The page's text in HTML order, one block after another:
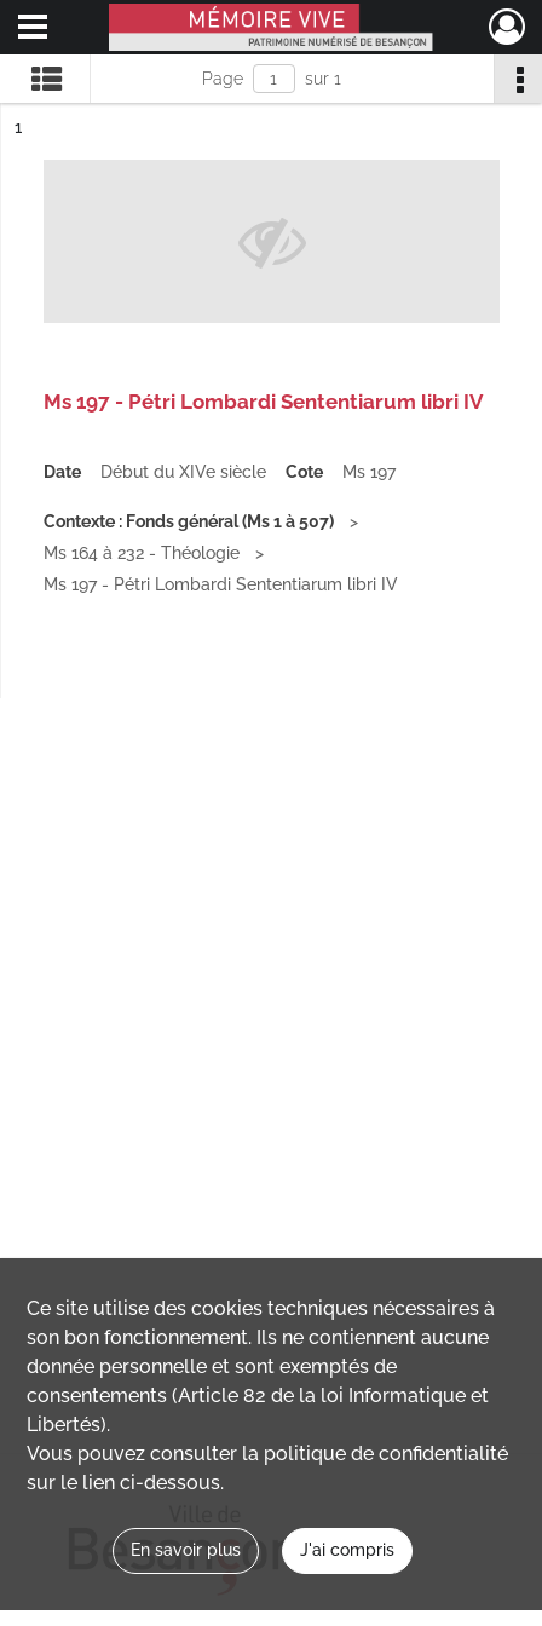
Mémoire Vive patrimoine numérisé de Besançon
Ouvrir le menu déroulant
Page sur 1
n°
1
Ms 197 - Pétri Lombardi Sententiarum libri IV
Date Début du XIVe siècle Cote Ms 197
Contexte : Fonds général (Ms 1 à 507)
Ms 164 à 232 - Théologie
Ms 197 - Pétri Lombardi Sententiarum libri IV
Ce site utilise descookies techniques nécessaires à
son bon fonctionnement. Ils ne contiennent aucune
donnée personnelle et sont exemptés de
consentements (Article 82 de la loi Informatique et
Libertés).
Vous pouvez consulter la politique de confidentialité
sur le lien ci-dessous.
En savoir plus J'ai compris